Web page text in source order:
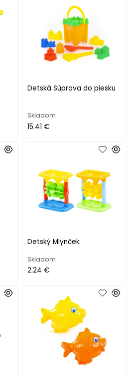
Detská Súprava do piesku
Skladom
15.41 €
Detský Mlynček
Skladom
2.24 €